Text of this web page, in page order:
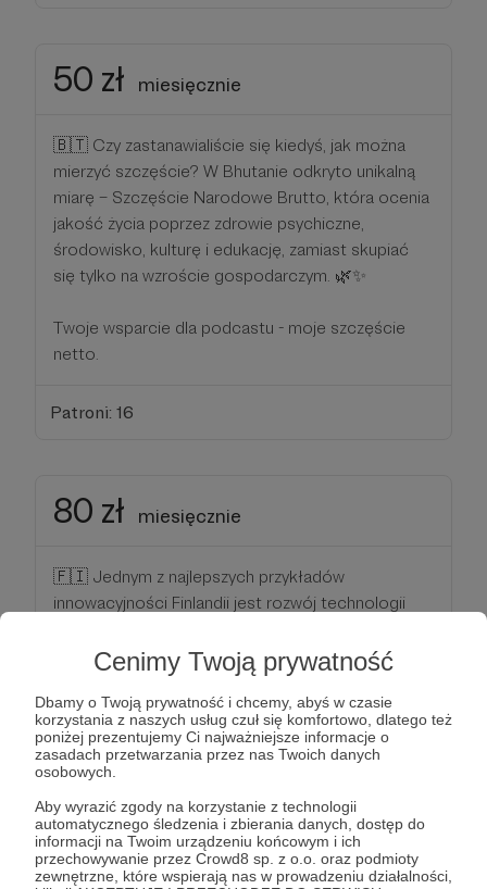
Cenimy Twoją prywatność
Dbamy o Twoją prywatność i chcemy, abyś w czasie
korzystania z naszych usług czuł się komfortowo, dlatego też
poniżej prezentujemy Ci najważniejsze informacje o
zasadach przetwarzania przez nas Twoich danych
osobowych.
Aby wyrazić zgody na korzystanie z technologii
automatycznego śledzenia i zbierania danych, dostęp do
informacji na Twoim urządzeniu końcowym i ich
przechowywanie przez Crowd8 sp. z o.o. oraz podmioty
zewnętrzne, które wspierają nas w prowadzeniu działalności,
50 zł miesięcznie
🇧🇹 Czy zastanawialiście się kiedyś, jak można
mierzyć szczęście? W Bhutanie odkryto unikalną
miarę – Szczęście Narodowe Brutto, która ocenia
jakość życia poprzez zdrowie psychiczne,
środowisko, kulturę i edukację, zamiast skupiać
się tylko na wzroście gospodarczym. 🌿✨
Twoje wsparcie dla podcastu - moje szczęście
netto.
Patroni: 16
80 zł miesięcznie
🇫🇮 Jednym z najlepszych przykładów
innowacyjności Finlandii jest rozwój technologii
tej dziedzinie, a kraj ten jest znany z
zaawansowanych badań i wdrażania najnowszych
rozwiązań telekomunikacyjnych.
Twoje wsparcie, to dla mnie kolejne innowacyjne
projekty!
Patroni: 2